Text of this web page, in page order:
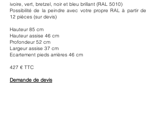
ivoire, vert, bretzel, noir et bleu brillant (RAL 5010)
Possibilité de la peindre avec votre propre RAL à partir de
12 pièces (sur devis)
Hauteur 85 cm
Hauteur assise 46 cm
Profondeur 52 cm
Largeur assise 37 cm
Ecartement pieds arrières 46 cm
427 € TTC
Demande de devis